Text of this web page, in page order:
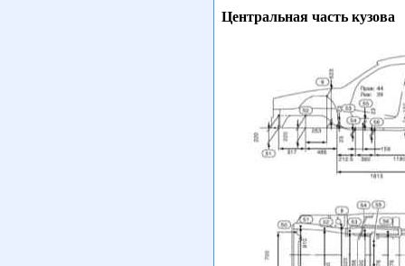
Центральная часть кузова